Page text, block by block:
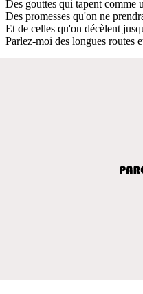
Des gouttes qui tapent comme
Des promesses qu'on ne
Et de celles qu'on décèlent
Parlez-moi des longues routes